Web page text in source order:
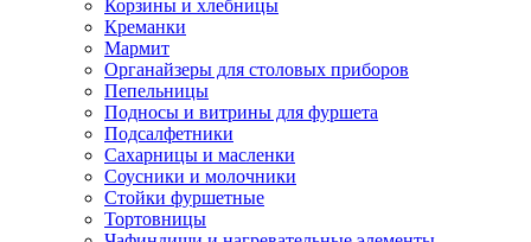
Корзины и хлебницы
Креманки
Мармит
Органайзеры для столовых приборов
Пепельницы
Подносы и витрины для фуршета
Подсалфетники
Сахарницы и масленки
Соусники и молочники
Стойки фуршетные
Тортовницы